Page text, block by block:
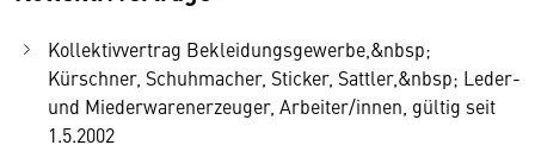
Kollektivvertrag Bekleidungsgewerbe,&nbsp;
Kürschner, Schuhmacher, Sticker, Sattler,&nbsp; Leder-
und Miederwarenerzeuger, Arbeiter/innen, gültig seit
1.5.2002